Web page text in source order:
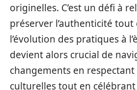
originelles. C’est un défi à
préserver l’authenticité
l’évolution des pratiques à
devient alors crucial de
changements en respectant
culturelles tout en